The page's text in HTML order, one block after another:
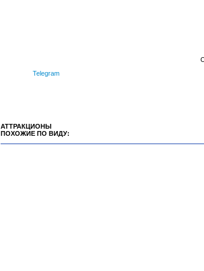
Telegram
АТТРАКЦИОНЫ
ПОХОЖИЕ ПО ВИДУ: